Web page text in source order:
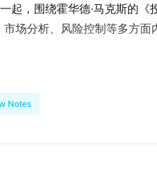
起，围绕霍华德·马克斯的《
场分析、风险控制等多方面
，专注于基金经理访谈与研
，小红书：Jeff大截胡。
Notes